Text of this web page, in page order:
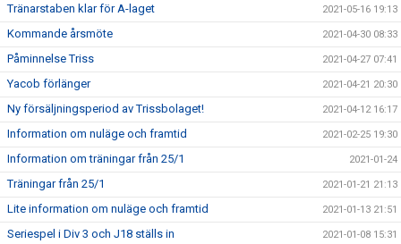
Tränarstaben klar för A-laget 2021-05-16 19:13
Kommande årsmöte 2021-04-30 08:33
Påminnelse Triss 2021-04-27 07:41
Yacob förlänger 2021-04-21 20:30
Ny försäljningsperiod av Trissbolaget! 2021-04-12 16:17
Information om nuläge och framtid 2021-02-25 19:30
Information om träningar från 25/1 2021-01-24
Träningar från 25/1 2021-01-21 21:13
Lite information om nuläge och framtid 2021-01-13 21:51
Seriespel i Div 3 och J18 ställs in 2021-01-08 15:31